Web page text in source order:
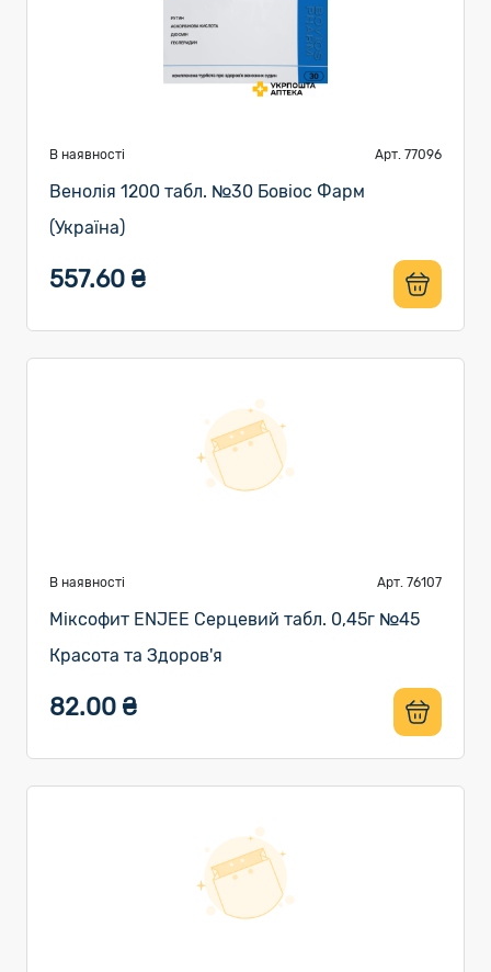
В наявності Арт. 77096
Венолія 1200 табл. №30 Бовіос Фарм
(Україна)
557.60 ₴
В наявності Арт. 76107
Міксофит ENJEE Серцевий табл. 0,45г №45
Красота та Здоров'я
82.00 ₴